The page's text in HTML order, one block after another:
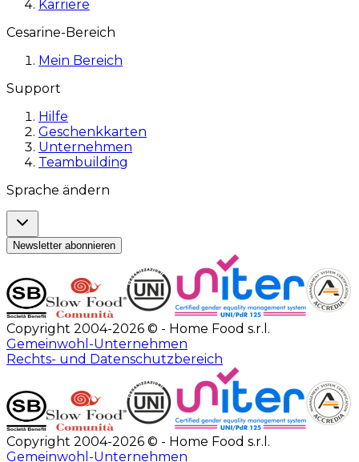
Karriere
Cesarine-Bereich
Mein Bereich
Support
Hilfe
Geschenkkarten
Unternehmen
Teambuilding
Sprache ändern
Newsletter abonnieren
Copyright 2004-2026 © - Home Food s.r.l.
Gemeinwohl-Unternehmen
Rechts- und Datenschutzbereich
Copyright 2004-2026 © - Home Food s.r.l.
Gemeinwohl-Unternehmen